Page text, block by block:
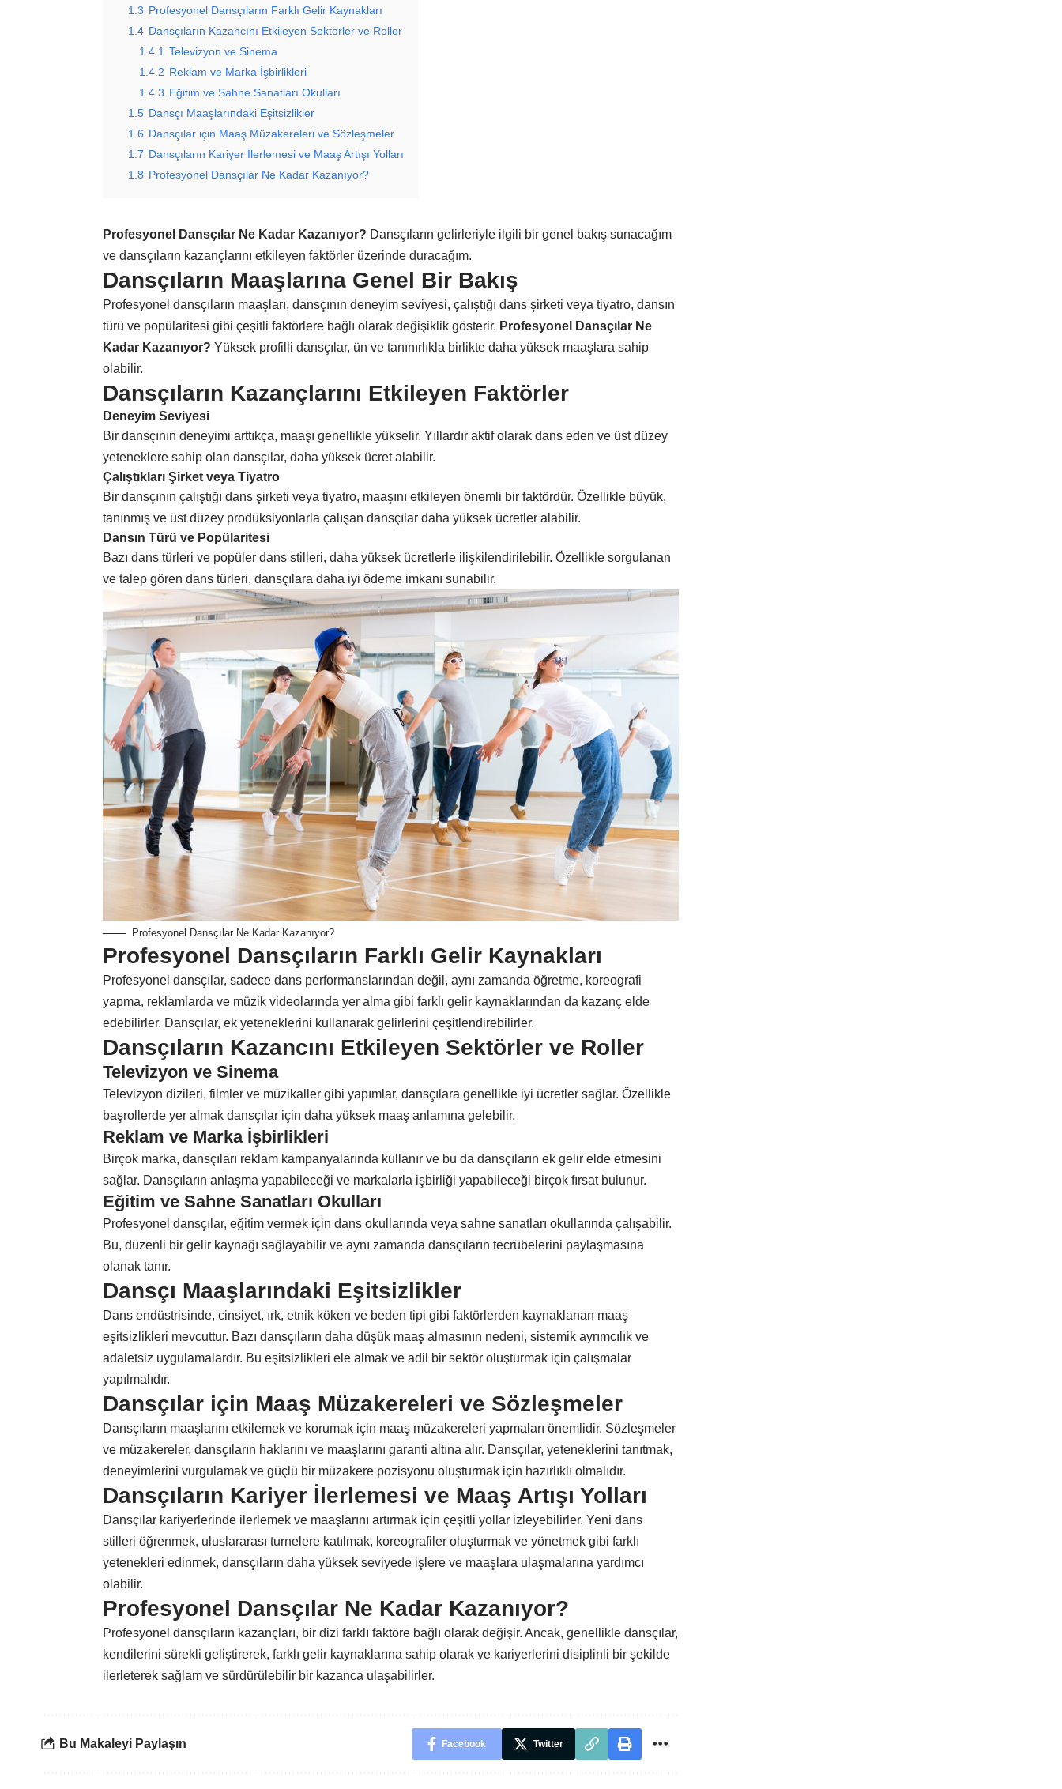
1.3 Profesyonel Dansçıların Farklı Gelir Kaynakları
1.4 Dansçıların Kazancını Etkileyen Sektörler ve Roller
1.4.1 Televizyon ve Sinema
1.4.2 Reklam ve Marka İşbirlikleri
1.4.3 Eğitim ve Sahne Sanatları Okulları
1.5 Dansçı Maaşlarındaki Eşitsizlikler
1.6 Dansçılar için Maaş Müzakereleri ve Sözleşmeler
1.7 Dansçıların Kariyer İlerlemesi ve Maaş Artışı Yolları
1.8 Profesyonel Dansçılar Ne Kadar Kazanıyor?
Profesyonel Dansçılar Ne Kadar Kazanıyor? Dansçıların gelirleriyle ilgili bir genel bakış sunacağım
ve dansçıların kazançlarını etkileyen faktörler üzerinde duracağım.
Dansçıların Maaşlarına Genel Bir Bakış
Profesyonel dansçıların maaşları, dansçının deneyim seviyesi, çalıştığı dans şirketi veya tiyatro, dansın
türü ve popülaritesi gibi çeşitli faktörlere bağlı olarak değişiklik gösterir. Profesyonel Dansçılar Ne
Kadar Kazanıyor? Yüksek profilli dansçılar, ün ve tanınırlıkla birlikte daha yüksek maaşlara sahip
olabilir.
Dansçıların Kazançlarını Etkileyen Faktörler
Deneyim Seviyesi
Bir dansçının deneyimi arttıkça, maaşı genellikle yükselir. Yıllardır aktif olarak dans eden ve üst düzey
yeteneklere sahip olan dansçılar, daha yüksek ücret alabilir.
Çalıştıkları Şirket veya Tiyatro
Bir dansçının çalıştığı dans şirketi veya tiyatro, maaşını etkileyen önemli bir faktördür. Özellikle büyük,
tanınmış ve üst düzey prodüksiyonlarla çalışan dansçılar daha yüksek ücretler alabilir.
Dansın Türü ve Popülaritesi
Bazı dans türleri ve popüler dans stilleri, daha yüksek ücretlerle ilişkilendirilebilir. Özellikle sorgulanan
ve talep gören dans türleri, dansçılara daha iyi ödeme imkanı sunabilir.
Profesyonel Dansçılar Ne Kadar Kazanıyor?
Profesyonel Dansçıların Farklı Gelir Kaynakları
Profesyonel dansçılar, sadece dans performanslarından değil, aynı zamanda öğretme, koreografi
yapma, reklamlarda ve müzik videolarında yer alma gibi farklı gelir kaynaklarından da kazanç elde
edebilirler. Dansçılar, ek yeteneklerini kullanarak gelirlerini çeşitlendirebilirler.
Dansçıların Kazancını Etkileyen Sektörler ve Roller
Televizyon ve Sinema
Televizyon dizileri, filmler ve müzikaller gibi yapımlar, dansçılara genellikle iyi ücretler sağlar. Özellikle
başrollerde yer almak dansçılar için daha yüksek maaş anlamına gelebilir.
Reklam ve Marka İşbirlikleri
Birçok marka, dansçıları reklam kampanyalarında kullanır ve bu da dansçıların ek gelir elde etmesini
sağlar. Dansçıların anlaşma yapabileceği ve markalarla işbirliği yapabileceği birçok fırsat bulunur.
Eğitim ve Sahne Sanatları Okulları
Profesyonel dansçılar, eğitim vermek için dans okullarında veya sahne sanatları okullarında çalışabilir.
Bu, düzenli bir gelir kaynağı sağlayabilir ve aynı zamanda dansçıların tecrübelerini paylaşmasına
olanak tanır.
Dansçı Maaşlarındaki Eşitsizlikler
Dans endüstrisinde, cinsiyet, ırk, etnik köken ve beden tipi gibi faktörlerden kaynaklanan maaş
eşitsizlikleri mevcuttur. Bazı dansçıların daha düşük maaş almasının nedeni, sistemik ayrımcılık ve
adaletsiz uygulamalardır. Bu eşitsizlikleri ele almak ve adil bir sektör oluşturmak için çalışmalar
yapılmalıdır.
Dansçılar için Maaş Müzakereleri ve Sözleşmeler
Dansçıların maaşlarını etkilemek ve korumak için maaş müzakereleri yapmaları önemlidir. Sözleşmeler
ve müzakereler, dansçıların haklarını ve maaşlarını garanti altına alır. Dansçılar, yeteneklerini tanıtmak,
deneyimlerini vurgulamak ve güçlü bir müzakere pozisyonu oluşturmak için hazırlıklı olmalıdır.
Dansçıların Kariyer İlerlemesi ve Maaş Artışı Yolları
Dansçılar kariyerlerinde ilerlemek ve maaşlarını artırmak için çeşitli yollar izleyebilirler. Yeni dans
stilleri öğrenmek, uluslararası turnelere katılmak, koreografiler oluşturmak ve yönetmek gibi farklı
yetenekleri edinmek, dansçıların daha yüksek seviyede işlere ve maaşlara ulaşmalarına yardımcı
olabilir.
Profesyonel Dansçılar Ne Kadar Kazanıyor?
Profesyonel dansçıların kazançları, bir dizi farklı faktöre bağlı olarak değişir. Ancak, genellikle dansçılar,
kendilerini sürekli geliştirerek, farklı gelir kaynaklarına sahip olarak ve kariyerlerini disiplinli bir şekilde
ilerleterek sağlam ve sürdürülebilir bir kazanca ulaşabilirler.
Bu Makaleyi Paylaşın Facebook Twitter